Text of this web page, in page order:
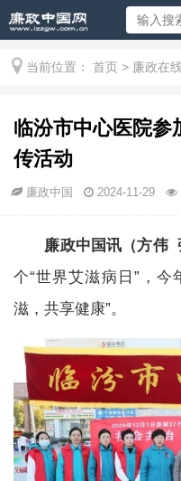
当前位置： 首页 > 廉政在
临汾市中心医院参
传活动
廉政中国 2024-11-29
廉政中国讯（方伟
个“世界艾滋病日”，今
滋，共享健康”。